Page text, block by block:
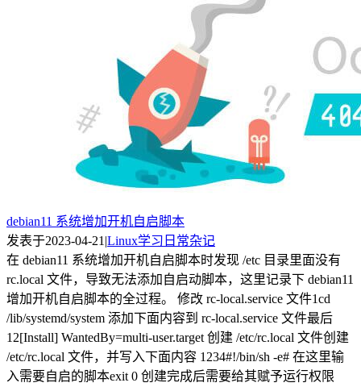
debian11 系统增加开机自启脚本
发表于2023-04-21 |Linux学习 日常杂记
在 debian11 系统增加开机自启脚本时发现 /etc 目录里面没有
rc.local 文件，导致无法添加自启动脚本，这里记录下 debian11
增加开机自启脚本的全过程。 修改 rc-local.service 文件1cd
/lib/systemd/system 添加下面内容到 rc-local.service 文件最后
12[Install] WantedBy=multi-user.target 创建 /etc/rc.local 文件创建
/etc/rc.local 文件，并写入下面内容 1234#!/bin/sh -e# 在这里输
入需要自启的脚本exit 0 创建完成后需要给其赋予运行权限